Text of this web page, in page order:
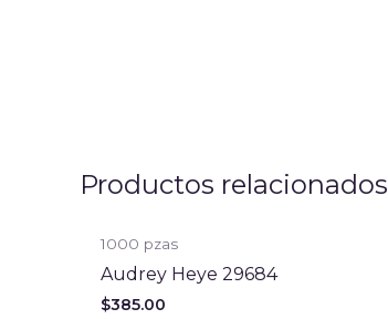
Productos relacionados
1000 pzas
Audrey Heye 29684
$385.00